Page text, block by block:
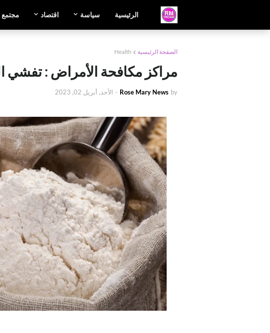
الرئيسية سياسة اقتصاد مجتمع
الصفحة الرئيسية Health
مراكز مكافحة الأمراض : تفشي
by
Rose Mary News
- الأحد, أبريل 02, 2023